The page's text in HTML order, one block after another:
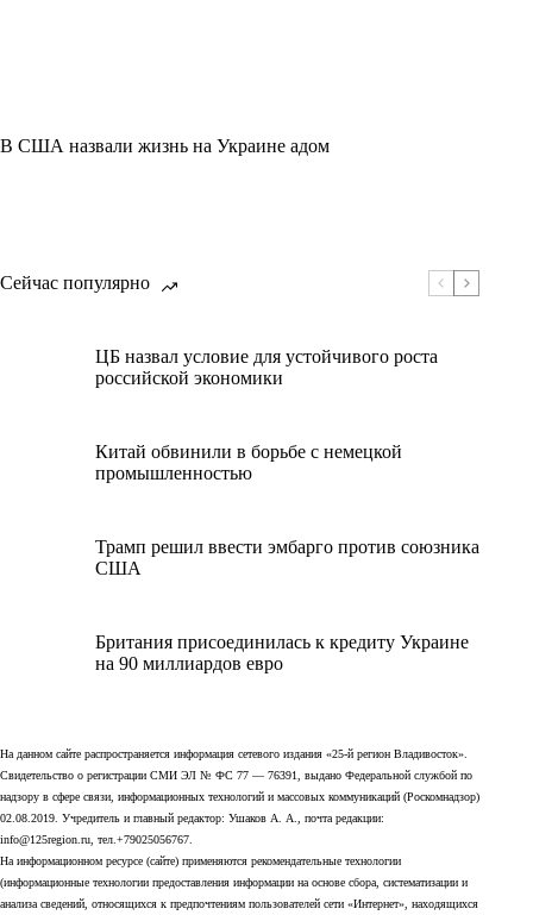
В США назвали жизнь на Украине адом
Сейчас популярно
ЦБ назвал условие для устойчивого роста
российской экономики
Китай обвинили в борьбе с немецкой
промышленностью
Трамп решил ввести эмбарго против союзника
США
Британия присоединилась к кредиту Украине
на 90 миллиардов евро
На данном сайте распространяется информация сетевого издания «25-й регион Владивосток».
Свидетельство о регистрации СМИ ЭЛ № ФС 77 — 76391, выдано Федеральной службой по
надзору в сфере связи, информационных технологий и массовых коммуникаций (Роскомнадзор)
02.08.2019. Учредитель и главный редактор: Ушаков А. А., почта редакции:
info@125region.ru, тел.+79025056767.
На информационном ресурсе (сайте) применяются рекомендательные технологии
(информационные технологии предоставления информации на основе сбора, систематизации и
анализа сведений, относящихся к предпочтениям пользователей сети «Интернет», находящихся